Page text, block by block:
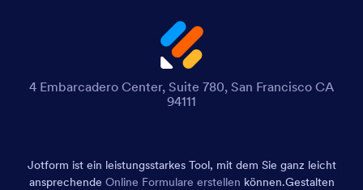
4 Embarcadero Center, Suite 780, San Francisco CA
94111
Jotform ist ein leistungsstarkes Tool, mit dem Sie ganz leicht
ansprechende Online Formulare erstellen können.Gestalten